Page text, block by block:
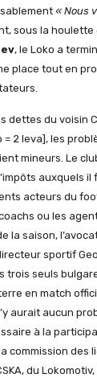
« Nous
sous la houlette
, le Loko a
place tout en
dettes du voisin
= 2 leva], les
mineurs. Le
auxquels
acteurs du
ou les
la saison,
sportif
trois seuls
en match
aurait aucun
à la
commission des
du